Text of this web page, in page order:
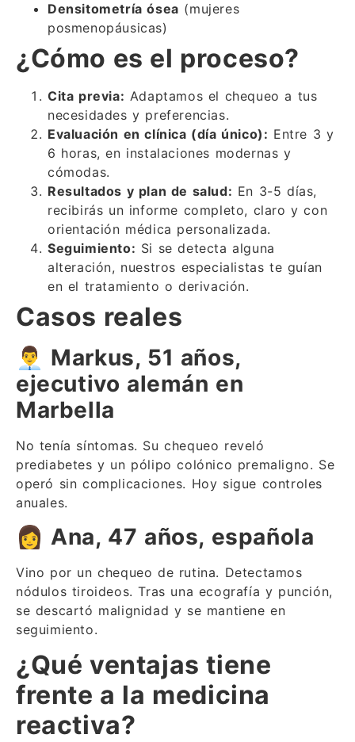
Densitometría ósea (mujeres
posmenopáusicas)
¿Cómo es el proceso?
Cita previa: Adaptamos el chequeo a tus
necesidades y preferencias.
Evaluación en clínica (día único): Entre 3 y
6 horas, en instalaciones modernas y
cómodas.
Resultados y plan de salud: En 3-5 días,
recibirás un informe completo, claro y con
orientación médica personalizada.
Seguimiento: Si se detecta alguna
alteración, nuestros especialistas te guían
en el tratamiento o derivación.
Casos reales
👨 Markus, 51 años,
ejecutivo alemán en
Marbella
No tenía síntomas. Su chequeo reveló
prediabetes y un pólipo colónico premaligno. Se
operó sin complicaciones. Hoy sigue controles
anuales.
👩 Ana, 47 años, española
Vino por un chequeo de rutina. Detectamos
nódulos tiroideos. Tras una ecografía y punción,
se descartó malignidad y se mantiene en
seguimiento.
¿Qué ventajas tiene
frente a la medicina
reactiva?